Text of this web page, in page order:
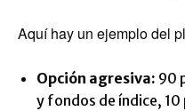
Aquí hay un ejemplo del
Opción agresiva: 90
y fondos de índice, 10